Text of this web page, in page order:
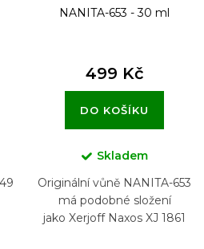
NANITA-653 - 30 ml
499 Kč
DO KOŠÍKU
Skladem
Originální vůně NANITA-653
má podobné složení
jako Xerjoff Naxos XJ 1861